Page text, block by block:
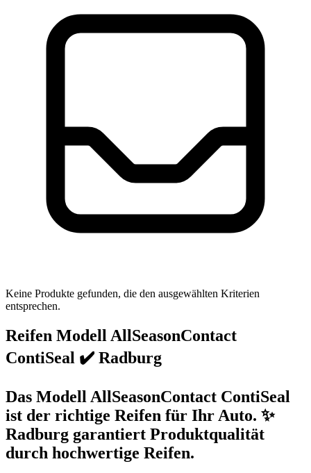
Keine Produkte gefunden, die den ausgewählten Kriterien
entsprechen.
Reifen Modell AllSeasonContact
ContiSeal ✔️ Radburg
Das Modell AllSeasonContact ContiSeal
ist der richtige Reifen für Ihr Auto. ✨
Radburg garantiert Produktqualität
durch hochwertige Reifen.